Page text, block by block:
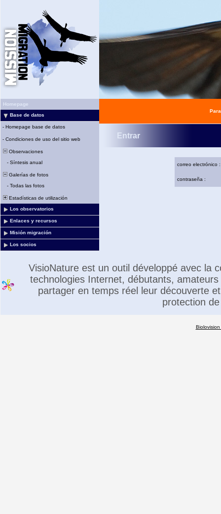
Homepage
Base de datos
- Homepage base de datos
- Condiciones de uso del sitio web
Observaciones
- Síntesis anual
Galerías de fotos
- Todas las fotos
Estadísticas de utilización
Los observatorios
Enlaces y recursos
Misión migración
Los socios
Entrar
correo electrónico :
contraseña :
VisioNature est un outil développé avec la
technologies Internet, débutants,
partager en temps réel leur découverte
protection
Biolovision